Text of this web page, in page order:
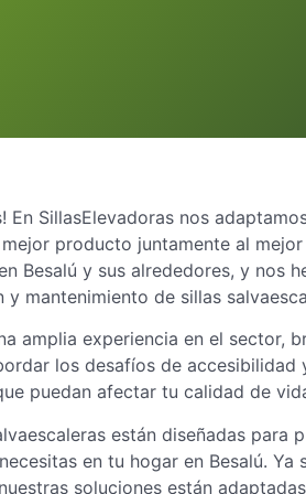
En SillasElevadoras nos
producto juntamente al
Besalú y sus alrededores, y nos
y mantenimiento de sillas
amplia experiencia en el sector,
los desafíos de accesibilidad
puedan afectar tu calidad de
están diseñadas
en tu hogar en Besalú. Ya
soluciones están